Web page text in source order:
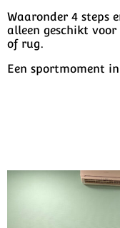
Waaronder 4 steps
alleen geschikt
of rug.
Een sportmoment